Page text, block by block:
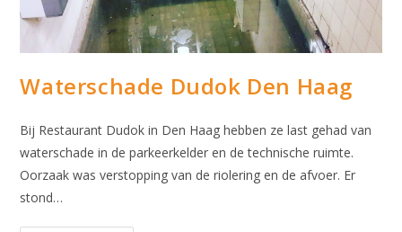
Waterschade Dudok Den Haag
Bij Restaurant Dudok in Den Haag hebben ze last gehad van
waterschade in de parkeerkelder en de technische ruimte.
Oorzaak was verstopping van de riolering en de afvoer. Er
stond…